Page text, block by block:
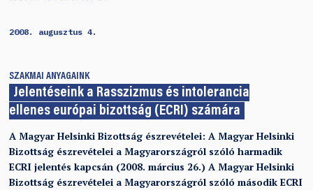
2008. augusztus 4.
SZAKMAI ANYAGAINK
Jelentéseink a Rasszizmus és intolerancia
ellenes európai bizottság (ECRI) számára
A Magyar Helsinki Bizottság észrevételei: A Magyar Helsinki
Bizottság észrevételei a Magyarországról szóló harmadik
ECRI jelentés kapcsán (2008. március 26.) A Magyar Helsinki
Bizottság észrevételei a Magyarországról szóló második ECRI